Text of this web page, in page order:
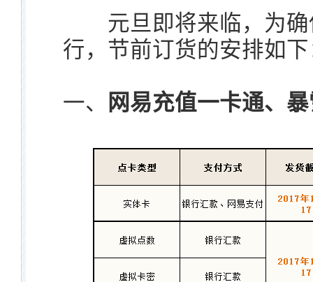
元旦即将来临，为确
行，节前订货的安排如
一、 网易充值一卡通、